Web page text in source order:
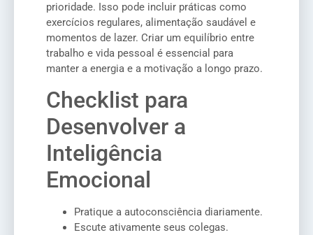
prioridade. Isso pode incluir práticas como
exercícios regulares, alimentação saudável e
momentos de lazer. Criar um equilíbrio entre
trabalho e vida pessoal é essencial para
manter a energia e a motivação a longo prazo.
Checklist para
Desenvolver a
Inteligência
Emocional
Pratique a autoconsciência diariamente.
Escute ativamente seus colegas.